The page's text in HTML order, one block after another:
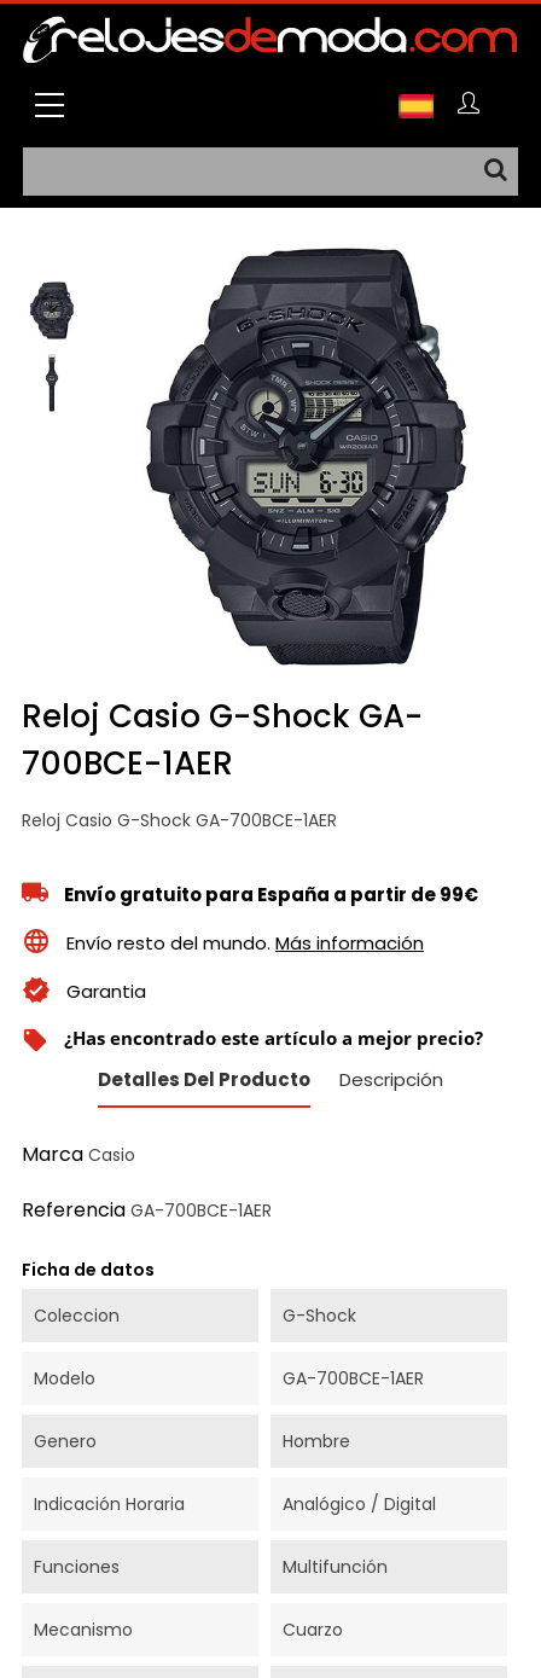
Reloj Casio G-Shock GA-
700BCE-1AER
Reloj Casio G-Shock GA-700BCE-1AER
Envío gratuito para España a partir de 99€
Envío resto del mundo. Más información
Garantia
local_offer ¿Has encontrado este artículo a mejor precio?
Detalles Del Producto Descripción
Marca Casio
Referencia GA-700BCE-1AER
Ficha de datos
Coleccion
G-Shock
Modelo GA-700BCE-1AER
Genero Hombre
Indicación Horaria Analógico / Digital
Funciones Multifunción
Mecanismo Cuarzo